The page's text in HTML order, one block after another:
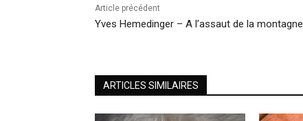
Article précédent
Yves Hemedinger – A l’assaut de la montagne
ARTICLES SIMILAIRES